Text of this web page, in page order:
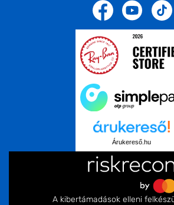
Árukereső.hu
A kibertámadások elleni